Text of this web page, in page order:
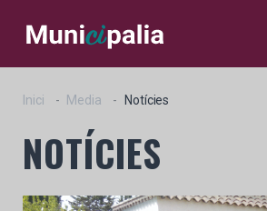
Inici Media Notícies
NOTÍCIES